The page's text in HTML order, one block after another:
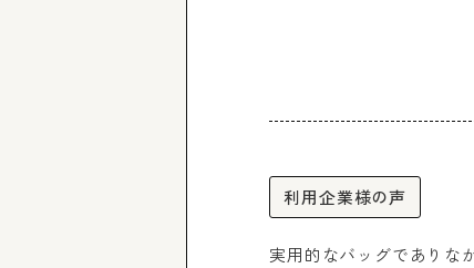
利用企業様の声
実用的なバッグでありな